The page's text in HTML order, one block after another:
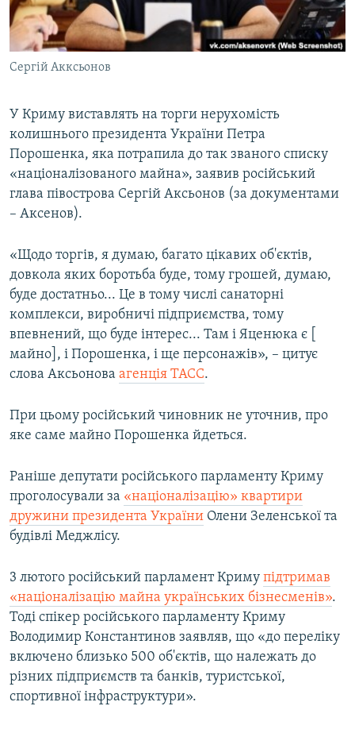
ВІДЕОУРОКИ «ELIFBE»
СВІДЧЕННЯ ОКУПАЦІЇ
УКРАЇНСЬКА ПРОБЛЕМА КРИМУ
Русский
Qırımtatar
Усі сайти RFE/RL
Сергій Акксьонов
У Криму виставлять на торги нерухомість
колишнього президента України Петра
Порошенка, яка потрапила до так званого списку
«націоналізованого майна», заявив російський
глава півострова Сергій Аксьонов (за документами
– Аксенов).
«Щодо торгів, я думаю, багато цікавих об'єктів,
довкола яких боротьба буде, тому грошей, думаю,
буде достатньо... Це в тому числі санаторні
комплекси, виробничі підприємства, тому
впевнений, що буде інтерес... Там і Яценюка є [
майно], і Порошенка, і ще персонажів», – цитує
слова Аксьонова агенція ТАСС.
При цьому російський чиновник не уточнив, про
яке саме майно Порошенка йдеться.
Раніше депутати російського парламенту Криму
проголосували за «націоналізацію» квартири
дружини президента України Олени Зеленської та
будівлі Меджлісу.
3 лютого російський парламент Криму підтримав
«націоналізацію майна українських бізнесменів».
Тоді спікер російського парламенту Криму
Володимир Константинов заявляв, що «до переліку
включено близько 500 об'єктів, що належать до
різних підприємств та банків, туристської,
спортивної інфраструктури».